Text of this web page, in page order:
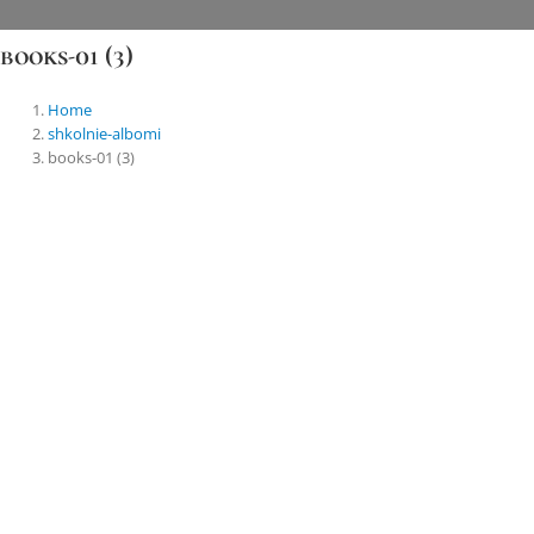
to
content
books-01 (3)
Home
shkolnie-albomi
books-01 (3)